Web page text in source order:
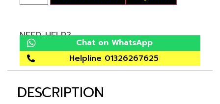
NEED HELP?
Chat on WhatsApp
Helpline 01326267625
DESCRIPTION